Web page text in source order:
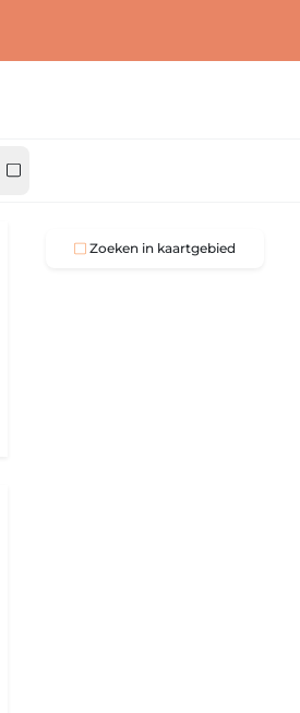
Zoeken in kaartgebied